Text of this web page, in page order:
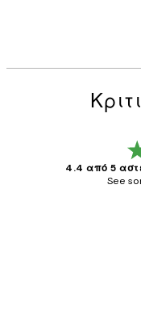
4.4 από 5
See